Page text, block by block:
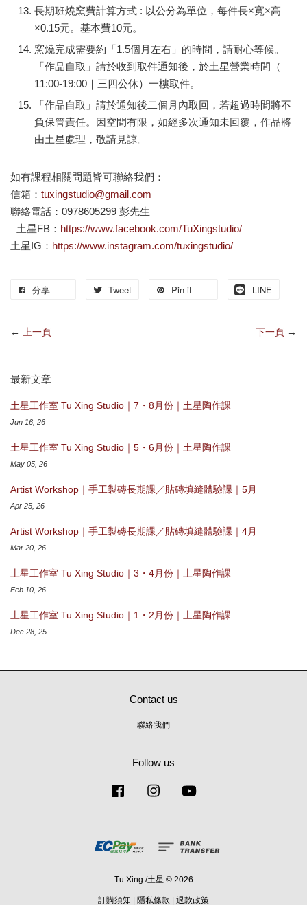
長期班燒窯費計算方式 : 以公分為單位，每件長×寬×高
×0.15元。基本費10元。
窯燒完成需要約「1.5個月左右」的時間，請耐心等候。
「作品自取 」請於收到取件通知後，於土星營業時間（
11:00-19:00｜三四公休）一樓取件。
「作品自取」請於通知後二個月內取回，若超過時間將不
負保管責任。因空間有限，如經多次通知未回覆，作品將
由土星處理，敬請見諒。
如有課程相關問題皆可聯絡我們：
信箱： tuxingstudio@gmail.com
聯絡電話：0978605299 彭先生
土星FB： https://www.facebook.com/TuXingstudio/
土星IG： https://www.instagram.com/tuxingstudio/
分享 Tweet Pin it LINE
← 上一頁 下一頁 →
最新文章
土星工作室 Tu Xing Studio｜7・8月份｜土星陶作課
Jun 16, 26
土星工作室 Tu Xing Studio｜5・6月份｜土星陶作課
May 05, 26
Artist Workshop｜手工製磚長期課／貼磚填縫體驗課｜5月
Apr 25, 26
Artist Workshop｜手工製磚長期課／貼磚填縫體驗課｜4月
Mar 20, 26
土星工作室 Tu Xing Studio｜3・4月份｜土星陶作課
Feb 10, 26
土星工作室 Tu Xing Studio｜1・2月份｜土星陶作課
Dec 28, 25
Contact us
聯絡我們
Follow us
Facebook Instagram
Tu Xing /土星 © 2026
訂購須知 | 隱私條款 | 退款政策